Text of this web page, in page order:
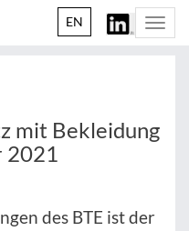
EN
mit Bekleidung
2021
des BTE ist der